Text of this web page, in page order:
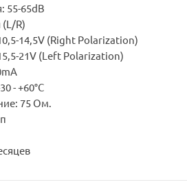
55-65dB
R)
14,5V (Right Polarization)
21V (Left Polarization)
- +60°C
75 Ом.